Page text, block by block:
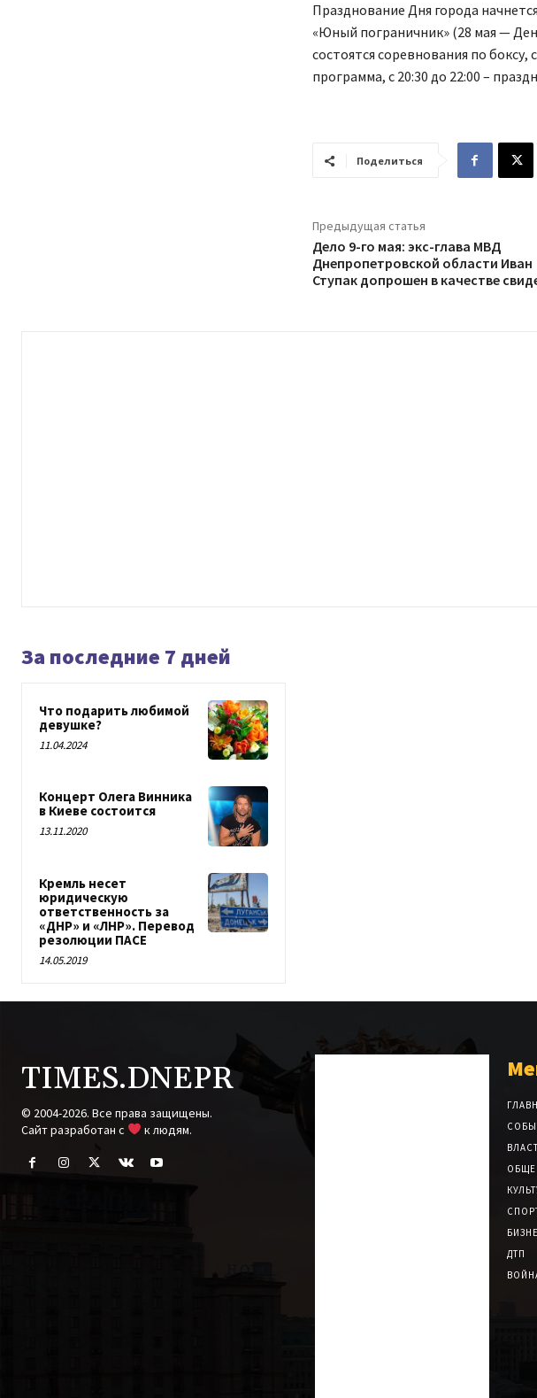
Празднование Дня города
«Юный пограничник» (28 мая —
состоятся соревнования по боксу,
программа, с 20:30 до 22:00 –
Поделиться
Предыдущая статья
Дело 9-го мая: экс-глава МВД
Днепропетровской области Иван
Ступак допрошен в качестве
За последние 7 дней
Что подарить любимой
девушке?
11.04.2024
Концерт Олега Винника
в Киеве состоится
13.11.2020
Кремль несет
юридическую
ответственность за
«ДНР» и «ЛНР». Перевод
резолюции ПАСЕ
14.05.2019
TIMES.DNEPR
© 2004-2026. Все права защищены.
Cайт разработан с
к людям.
ДТП